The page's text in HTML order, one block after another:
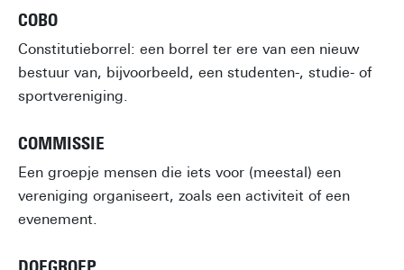
COBO
Constitutieborrel: een borrel ter ere van een nieuw
bestuur van, bijvoorbeeld, een studenten-, studie- of
sportvereniging.
COMMISSIE
Een groepje mensen die iets voor (meestal) een
vereniging organiseert, zoals een activiteit of een
evenement.